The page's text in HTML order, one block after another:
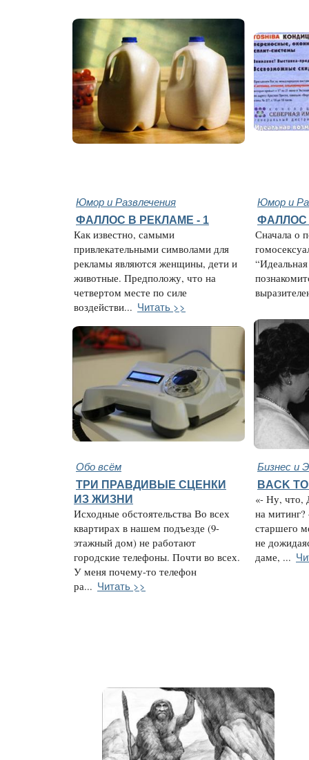
Юмор и Развлечения Юмор и
ФАЛЛОС В РЕКЛАМЕ - 1
Как известно, самыми
привлекательными символами для
рекламы являются женщины, дети и
животные. Предположу, что на
четвертом месте по силе
воздействи... Читать >>
ФАЛЛОС
Сначала о
Обо всём Бизнес и
ТРИ ПРАВДИВЫЕ СЦЕНКИ
ИЗ ЖИЗНИ
Исходные обстоятельства Во всех
квартирах в нашем подъезде (9-
этажный дом) не работают
городские телефоны. Почти во всех.
У меня почему-то телефон
ра... Читать >>
BACK
«- Ну, что,
на
старшего
не
даме, ...